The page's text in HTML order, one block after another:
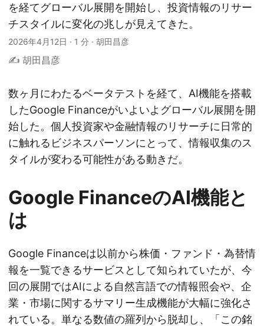
を経てグローバル展開を開始し、投資情報のリサー
チスタイルに変化の兆しが見えてきた。
2026年4月12日 · 1 分 · 胡田昌彦
✍️ 胡田昌彦
数ヶ月にわたるベータテストを経て、AI機能を搭載
したGoogle Financeがいよいよグローバル展開を開
始した。個人投資家や金融情報のリサーチに日常的
に触れるビジネスパーソンにとって、情報収集のス
タイルが変わる可能性がある動きだ。
Google FinanceのAI機能と
は
Google Financeは以前から株価・ファンド・為替情
報を一覧できるサービスとして知られていたが、今
回の展開ではAIによる自然言語での情報照会や、企
業・市場に関するサマリー生成機能が大幅に強化さ
れている。単なる数値の羅列から脱却し、「この銘